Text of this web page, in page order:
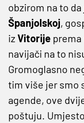
obzirom na to
Španjolskoj,
izVitorije
navijači na to
Gromoglasno
tim više jer smo
agende, ove
poštuju.